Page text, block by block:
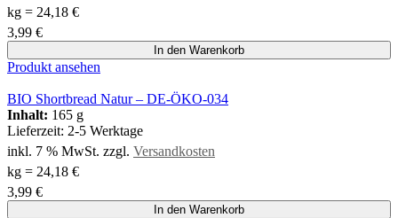
kg = 24,18 €
3,99 €
In den Warenkorb
Produkt ansehen
BIO Shortbread Natur – DE-ÖKO-034
Inhalt: 165 g
Lieferzeit: 2-5 Werktage
inkl. 7 % MwSt. zzgl. Versandkosten
kg = 24,18 €
3,99 €
In den Warenkorb